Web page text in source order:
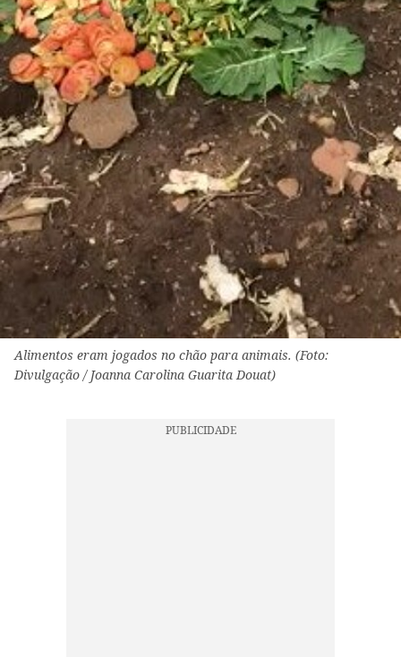
Alimentos eram jogados no chão para animais. (Foto:
Divulgação / Joanna Carolina Guarita Douat)